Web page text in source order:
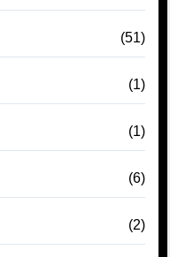
(51)
(1)
(1)
(6)
(2)